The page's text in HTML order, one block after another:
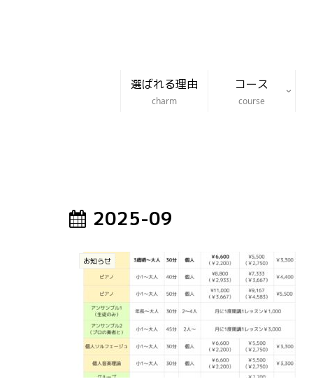
選ばれる理由
charm
コース
course
2025-09
お知らせ